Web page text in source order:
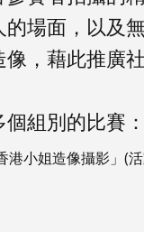
場面，以及
，藉此推廣社
組別的比賽：
港小姐造像攝影」(